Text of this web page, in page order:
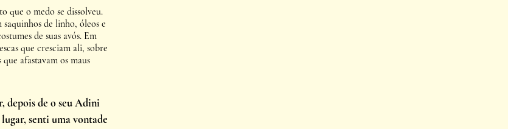
que o medo se dissolveu.
saquinhos de linho, óleos e
de suas avós. Em
que cresciam ali, sobre
afastavam os maus
depois de o seu Adini
senti uma vontade